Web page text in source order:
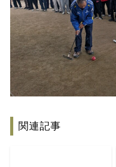
関連記事